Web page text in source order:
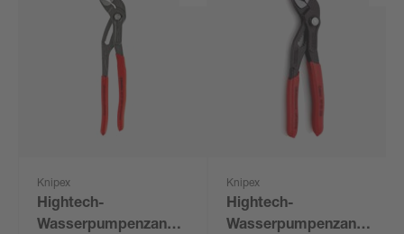
Knipex
Hightech-
Wasserpumpenzange
Knipex
Hightech-
Wasserpumpenzange